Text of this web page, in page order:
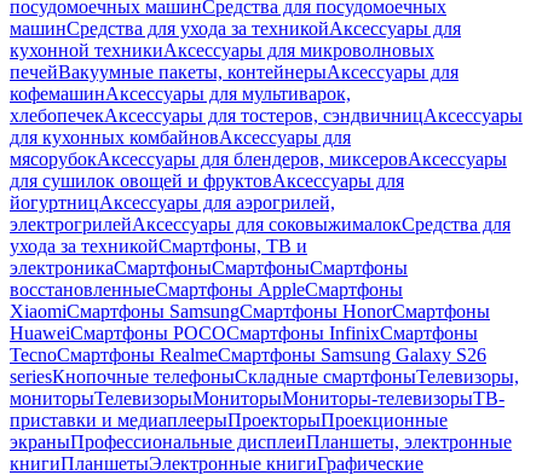
посудомоечных машинСредства для посудомоечных
машинСредства для ухода за техникойАксессуары для
кухонной техникиАксессуары для микроволновых
печейВакуумные пакеты, контейнерыАксессуары для
кофемашинАксессуары для мультиварок,
хлебопечекАксессуары для тостеров, сэндвичницАксессуары
для кухонных комбайновАксессуары для
мясорубокАксессуары для блендеров, миксеровАксессуары
для сушилок овощей и фруктовАксессуары для
йогуртницАксессуары для аэрогрилей,
электрогрилейАксессуары для соковыжималокСредства для
ухода за техникойСмартфоны, ТВ и
электроникаСмартфоныСмартфоныСмартфоны
восстановленныеСмартфоны AppleСмартфоны
XiaomiСмартфоны SamsungСмартфоны HonorСмартфоны
HuaweiСмартфоны POCOСмартфоны InfinixСмартфоны
TecnoСмартфоны RealmeСмартфоны Samsung Galaxy S26
seriesКнопочные телефоныСкладные смартфоныТелевизоры,
мониторыТелевизорыМониторыМониторы-телевизорыТВ-
приставки и медиаплеерыПроекторыПроекционные
экраныПрофессиональные дисплеиПланшеты, электронные
книгиПланшетыЭлектронные книгиГрафические